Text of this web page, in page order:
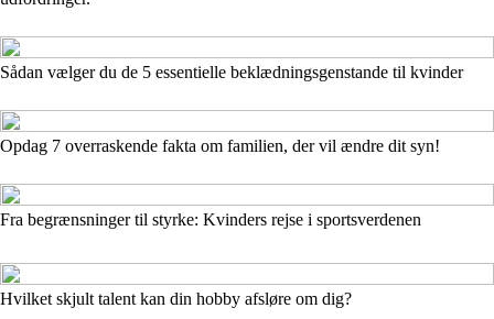
Sådan vælger du de 5 essentielle beklædningsgenstande til kvinder
Opdag 7 overraskende fakta om familien, der vil ændre dit syn!
Fra begrænsninger til styrke: Kvinders rejse i sportsverdenen
Hvilket skjult talent kan din hobby afsløre om dig?